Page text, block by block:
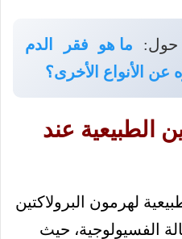
حول: ما هو فقر الدم
عن الأنواع الأخرى؟
الطبيعية عند
لهرمون البرولاكتين
الفسيولوجية، حيث